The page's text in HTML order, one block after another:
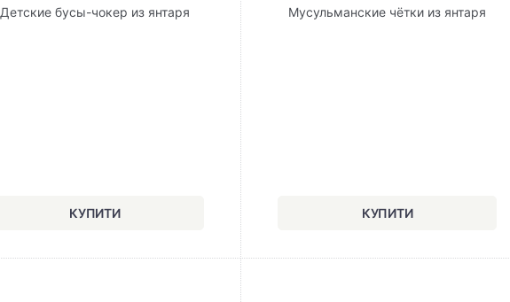
Детские бусы-чокер из янтаря Мусульманские чётки из янтаря